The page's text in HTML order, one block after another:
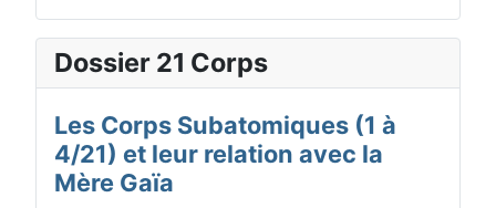
Dossier 21 Corps
Les Corps Subatomiques (1 à
4/21) et leur relation avec la
Mère Gaïa